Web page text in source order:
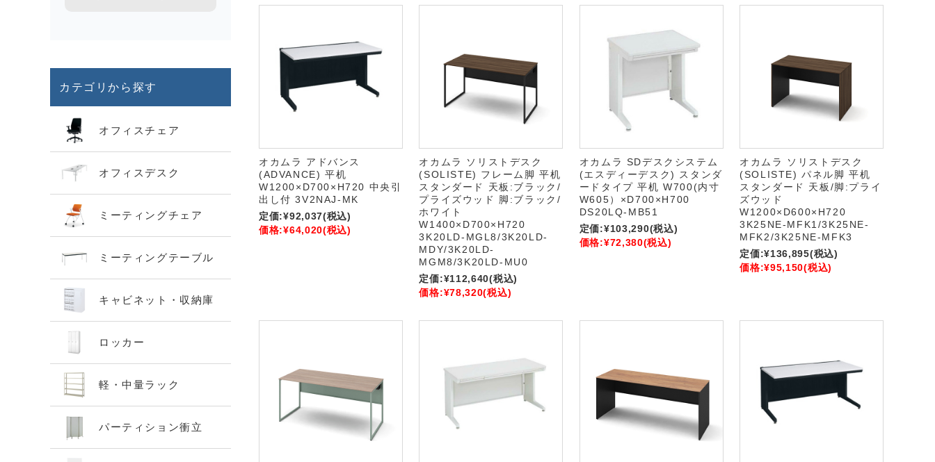
オカムラ アドバンス
(ADVANCE) 平机
W1200×D700×H720 中央引
出し付 3V2NAJ-MK
定価:¥92,037(税込)
価格:¥64,020(税込)
オカムラ ソリストデスク
(SOLISTE) フレーム脚 平机
スタンダード 天板:ブラック/
プライズウッド 脚:ブラック/
ホワイト
W1400×D700×H720
3K20LD-MGL8/3K20LD-
MDY/3K20LD-
MGM8/3K20LD-MU0
定価:¥112,640(税込)
価格:¥78,320(税込)
オカムラ SDデスクシステム
(エスディーデスク) スタンダ
ードタイプ 平机 W700(内寸
W605）×D700×H700
DS20LQ-MB51
定価:¥103,290(税込)
価格:¥72,380(税込)
オカムラ ソリストデスク
(SOLISTE) パネル脚 平机
スタンダード 天板/脚:プライ
ズウッド
W1200×D600×H720
3K25NE-MFK1/3K25NE-
MFK2/3K25NE-MFK3
定価:¥136,895(税込)
価格:¥95,150(税込)
カテゴリから探す
オフィスチェア
オフィスデスク
ミーティングチェア
ミーティングテーブル
キャビネット・収納庫
ロッカー
軽・中量ラック
パーティション衝立